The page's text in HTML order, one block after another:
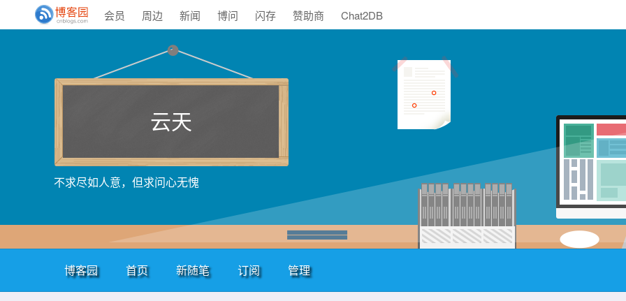
会员 周边 新闻 博问 闪存 赞助商 Chat2DB
云天
不求尽如人意，但求问心无愧
博客园 首页 新随笔 订阅 管理